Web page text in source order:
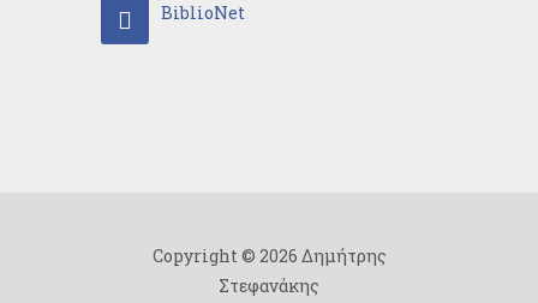
BiblioNet
Copyright © 2026 Δημήτρης
Στεφανάκης